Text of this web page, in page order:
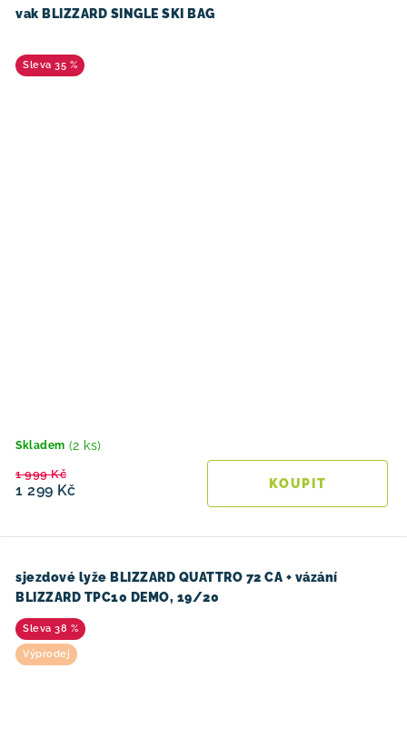
vak BLIZZARD SINGLE SKI BAG
35 %
Skladem (2 ks)
1 299 Kč
1 999 Kč
sjezdové lyže BLIZZARD QUATTRO 72 CA + vázání
BLIZZARD TPC10 DEMO, 19/20
38 %
Výprodej